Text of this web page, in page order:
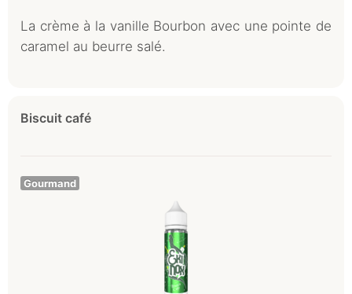
La crème à la vanille Bourbon avec une pointe de
caramel au beurre salé.
Biscuit café
Gourmand